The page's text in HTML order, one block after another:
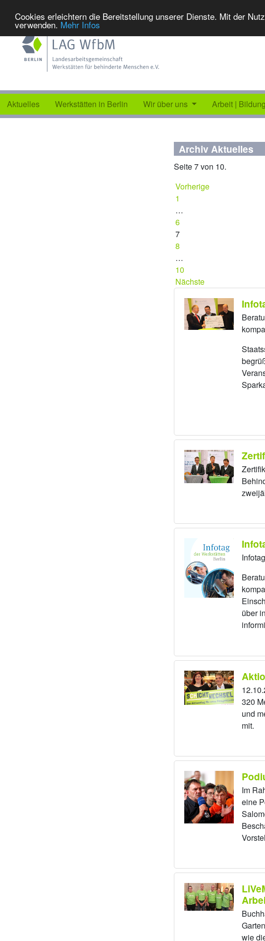
Cookies erleichtern die Bereitstellung unserer Dienste. Mit der
verwenden. Mehr Infos
Aktuelles Werkstätten in Berlin Wir über uns Arbeit |
Archiv Aktuelles
Seite 7 von 10.
Vorherige
1
…
6
7
8
…
10
Nächste
über
320
und
mit.
Im
eine
wie